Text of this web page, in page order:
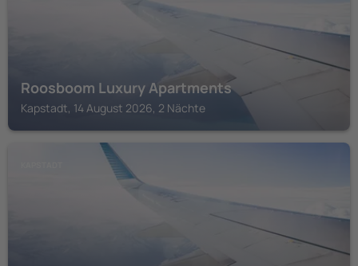
Roosboom Luxury Apartments
Kapstadt, 14 August 2026, 2 Nächte